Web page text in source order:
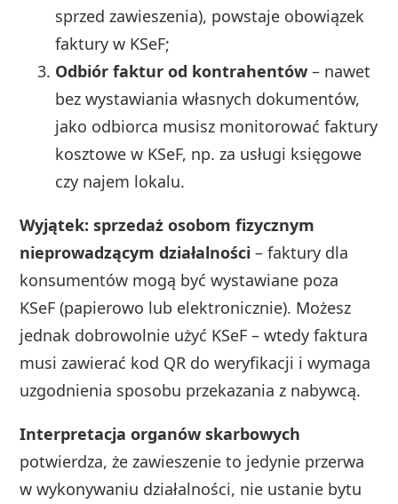
sprzed zawieszenia), powstaje obowiązek
faktury w KSeF;
Odbiór faktur od kontrahentów – nawet
bez wystawiania własnych dokumentów,
jako odbiorca musisz monitorować faktury
kosztowe w KSeF, np. za usługi księgowe
czy najem lokalu.
Wyjątek: sprzedaż osobom fizycznym
nieprowadzącym działalności – faktury dla
konsumentów mogą być wystawiane poza
KSeF (papierowo lub elektronicznie). Możesz
jednak dobrowolnie użyć KSeF – wtedy faktura
musi zawierać kod QR do weryfikacji i wymaga
uzgodnienia sposobu przekazania z nabywcą.
Interpretacja organów skarbowych
potwierdza, że zawieszenie to jedynie przerwa
w wykonywaniu działalności, nie ustanie bytu